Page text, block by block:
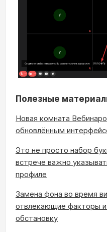
Полезные
Новая комната
обновлённым
Это не просто набор
встрече важно
профиле
Замена фона во время
отвлекающие факторы
обстановку